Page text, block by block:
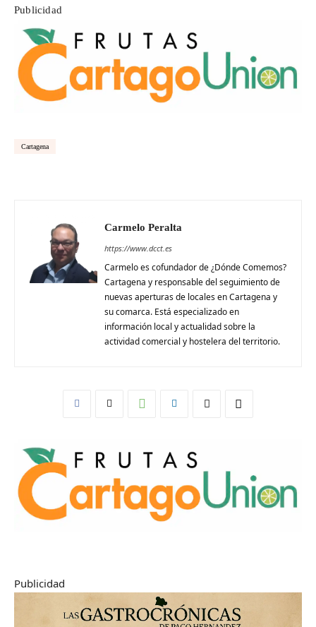
Publicidad
Cartagena
Carmelo Peralta
https://www.dcct.es
Carmelo es cofundador de ¿Dónde Comemos?
Cartagena y responsable del seguimiento de
nuevas aperturas de locales en Cartagena y
su comarca. Está especializado en
información local y actualidad sobre la
actividad comercial y hostelera del territorio.
Publicidad